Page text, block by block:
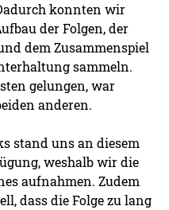
konnten wir
der Folgen, der
dem Zusammenspiel
sammeln.
gelungen, war
anderen.
stand uns an diesem
weshalb wir die
aufnahmen. Zudem
dass die Folge zu lang